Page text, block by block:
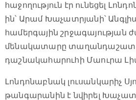
հաջողություն էր ունեցել
ին՝ Արամ Խաչատրյանի՝
համերգային շրջագայության
մենակատարը տաղանդաշատ
դաշնակահարուհի Մաուրա
Լոնդոնաբնակ լուսանկարիչ
թանգարանին է նվիրել